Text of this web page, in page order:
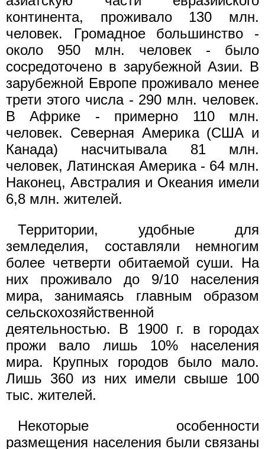
континента, проживало 130 млн.
человек. Громадное большинство -
около 950 млн. человек - было
сосредоточено в зарубежной Азии. В
зарубежной Европе проживало менее
трети этого числа - 290 млн. человек.
В Африке - примерно 110 млн.
человек. Северная Америка (США и
Канада) насчитывала 81 млн.
человек, Латинская Америка - 64 млн.
Наконец, Австралия и Океания имели
6,8 млн. жителей.
Территории, удобные для
земледелия, составляли немногим
более четверти обитаемой суши. На
них проживало до 9/10 населения
мира, занимаясь главным образом
сельскохозяйственной
деятельностью. В 1900 г. в городах
прожи вало лишь 10% населения
мира. Крупных городов было мало.
Лишь 360 из них имели свыше 100
тыс. жителей.
Некоторые особенности
размещения населения были связаны